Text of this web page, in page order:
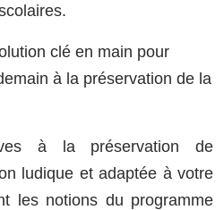
clé en main pour
à la préservation de la
à la préservation de
ludique et adaptée à votre
les notions du programme